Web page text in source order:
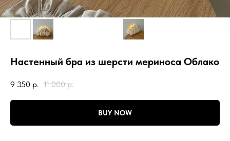
Настенный бра из шерсти мериноса Облако
9 350 р. 11 000 р.
BUY NOW